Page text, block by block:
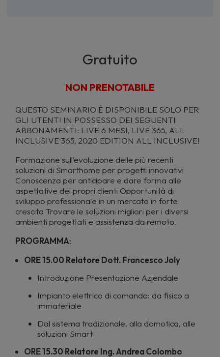
Gratuito
NON PRENOTABILE
QUESTO SEMINARIO È DISPONIBILE SOLO PER
GLI UTENTI IN POSSESSO DEI SEGUENTI
ABBONAMENTI: LIVE 6 MESI, LIVE 365, ALL
INCLUSIVE 365, 2020 EDITION ALL INCLUSIVE!
Formazione sull’evoluzione delle più recenti
soluzioni di Smarthome per progetti innovativi
Conoscenza per anticipare e dare forma alle
aspettative dei propri clienti Opportunità di
sviluppo professionale in un mercato in forte
crescita Trovare le soluzioni migliori per i diversi
ambienti progettati e assistenza da remoto.
PROGRAMMA:
ORE 15.00 Relatore Dott. Francesco Joly
Introduzione Presentazione Aziendale
Impianto elettrico di comando: da fisico a
immateriale
Dal sistema tradizionale, alla domotica, alle
soluzioni Smart
ORE 15.30 Relatore Ing. Andrea Colombo